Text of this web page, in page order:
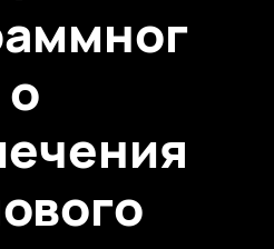
о